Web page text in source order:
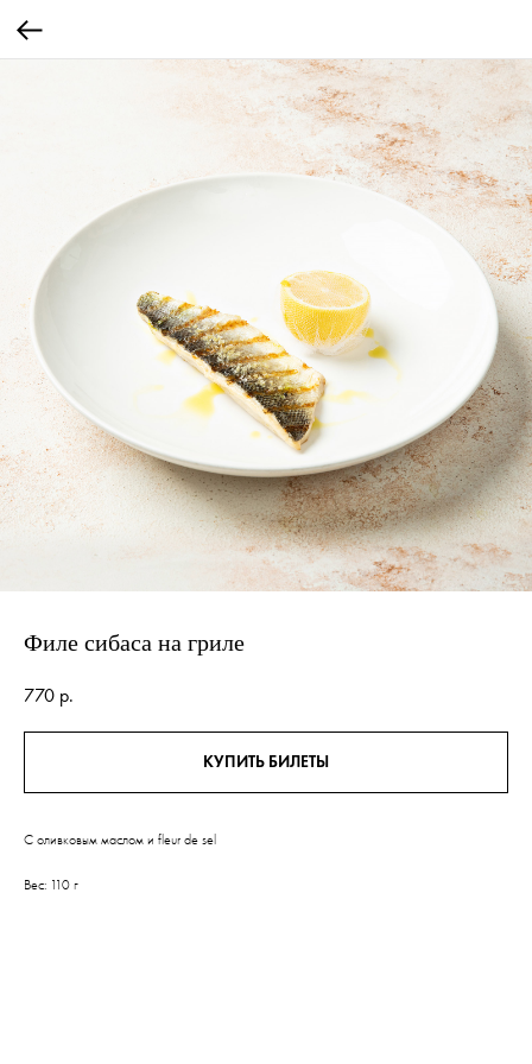
Филе сибаса на гриле
770 р.
КУПИТЬ БИЛЕТЫ
С оливковым маслом и fleur de sel
Вес: 110 г